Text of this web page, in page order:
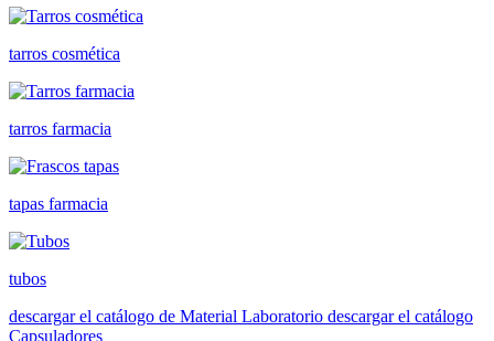
tarros cosmética
tarros farmacia
tapas farmacia
tubos
descargar el catálogo de Material Laboratorio descargar el catálogo
Capsuladores